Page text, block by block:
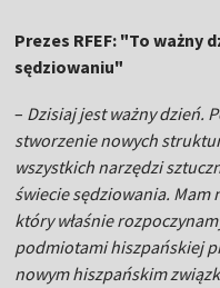
Prezes RFEF: "To ważny
sędziowaniu"
– Dzisiaj jest ważny dzień.
stworzenie nowych
wszystkich narzędzi
świecie sędziowania. Mam
który właśnie
podmiotami hiszpańskiej
nowym hiszpańskim